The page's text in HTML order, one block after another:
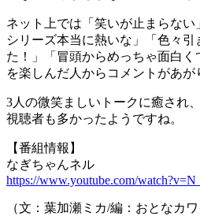
ネット上では「笑いが止まらない
シリーズ本当に熱いな」「色々
た！」「冒頭からめっちゃ面白
を楽しんだ人からコメントがあが
3人の微笑ましいトークに癒され
視聴者も多かったようですね。
【番組情報】
なぎちゃんネル
https://www.youtube.com/
（文：葉加瀬ミカ/編：おとなカ